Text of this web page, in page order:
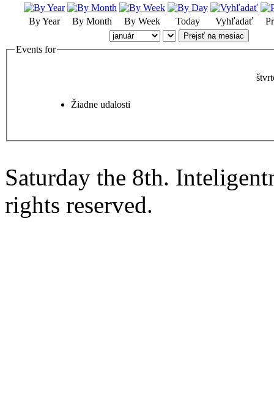
By Year By Month By Week Today Vyhľadať
Prejsť na mesiac
Events for
Žiadne udalosti
Saturday the 8th.
rights reserved.